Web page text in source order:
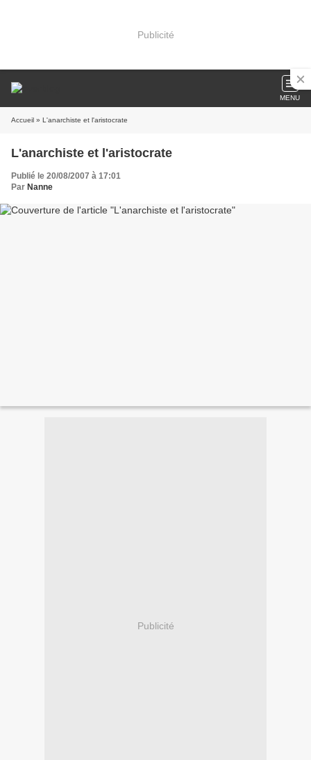
Publicité
MENU
Accueil » L'anarchiste et l'aristocrate
L'anarchiste et l'aristocrate
Publié le 20/08/2007 à 17:01
Par Nanne
Publicité